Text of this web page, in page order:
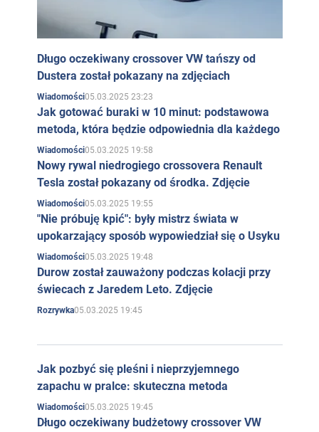
media od dawna dyskutują o romansie piosenkarki z
głównym wokalistą zespołuRammstein. Svetlana
Loboda iTill Lindemanndali wiele powodów, by
podejrzewać ich o romantyczny związek.
Svetlana Loboda ma dwie córki, Evę i Tildę. Kiedy w
przestrzeni publicznej pojawiła się informacja, że
Svetlana Loboda jest w drugiej ciąży, wiele mediów
rozpowszechniło plotkę, że ojcem dziecka jest Till
Lindemann.
Aktywność w sieci
Oprócz oficjalnej strony internetowej, Swietłanę Łobodę
można znaleźć w sieci na najpopularniejszych
portalach społecznościowych.
Facebook . Stronę Svetlany Lobody na
Twitter. Konto Svetlany Lobody naTwitterze
ma 42 tysiące czytelników.
Instagram. Pojawienie się najnowszych
zdjęć Svetlany Lobody na
prawie pięć milionów użytkowników.
Długo oczekiwany crossover VW tańszy od
Dustera został pokazany na zdjęciach
Wiadomości05.03.2025 23:23
Jak gotować buraki w 10 minut: podstawowa
metoda, która będzie odpowiednia dla każdego
Wiadomości05.03.2025 19:58
Nowy rywal niedrogiego crossovera Renault
Tesla został pokazany od środka. Zdjęcie
Wiadomości05.03.2025 19:55
"Nie próbuję kpić": były mistrz świata w
upokarzający sposób wypowiedział się o Usyku
Wiadomości05.03.2025 19:48
Durow został zauważony podczas kolacji przy
świecach z Jaredem Leto. Zdjęcie
Rozrywka05.03.2025 19:45
Jak pozbyć się pleśni i nieprzyjemnego
zapachu w pralce: skuteczna metoda
Wiadomości05.03.2025 19:45
Długo oczekiwany budżetowy crossover VW